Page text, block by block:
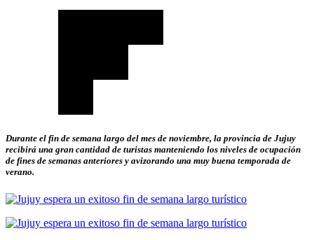
Durante el fin de semana largo del mes de noviembre, la provincia de Jujuy
recibirá una gran cantidad de turistas manteniendo los niveles de ocupación
de fines de semanas anteriores y avizorando una muy buena temporada de
verano.